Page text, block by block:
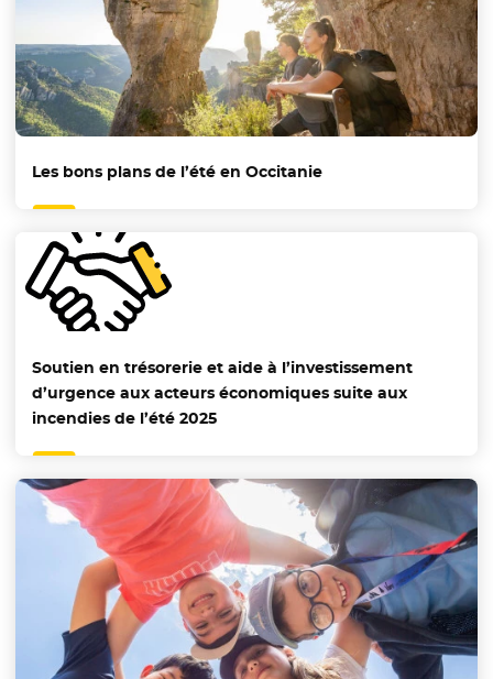
Les bons plans de l’été en Occitanie
Soutien en trésorerie et aide à l’investissement
d’urgence aux acteurs économiques suite aux
incendies de l’été 2025